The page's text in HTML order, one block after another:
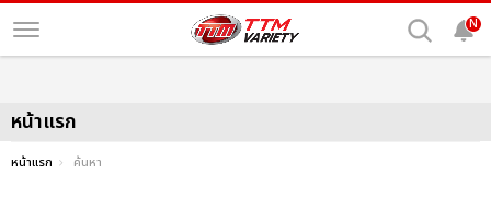
N
หน้าแรก
หน้าแรก ค้นหา